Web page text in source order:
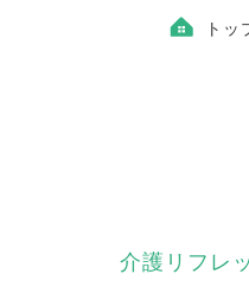
トッ
介護リフレ